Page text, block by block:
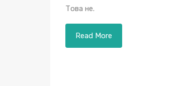
Това не.
Read More